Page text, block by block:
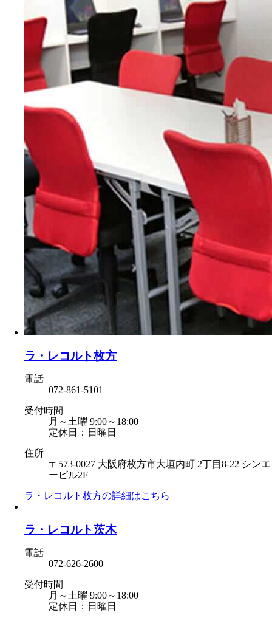
ラ・レコルト枚方
電話
072-861-5101
受付時間
月～土曜 9:00～18:00
定休日：日曜日
住所
〒573-0027 大阪府枚方市大垣内町 2丁目8-22 シンエ
ービル2F
ラ・レコルト枚方の詳細はこちら
ラ・レコルト茨木
電話
072-626-2600
受付時間
月～土曜 9:00～18:00
定休日：日曜日